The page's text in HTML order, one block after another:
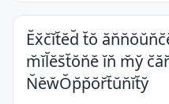
Ĕx̆c̆ĭt̆ĕd̆ t̆ŏ
m̆ĭl̆ĕs̆t̆ŏn̆ĕ ĭn̆ m̆y̆
N̆ĕw̆Ŏp̆p̆ŏr̆t̆ŭn̆ĭt̆y̆